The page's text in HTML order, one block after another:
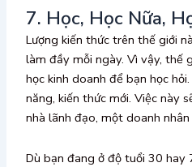
7. Học, Học Nữa,
Lượng kiến thức trên thế giới
làm đầy mỗi ngày. Vì vậy, thế
học kinh doanh để bạn học
năng, kiến thức mới. Việc này
nhà lãnh đạo, một doanh
Dù bạn đang ở độ tuổi 30 hay